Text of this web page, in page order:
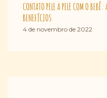
CONTATO PELE A PELE COM O
BENEFÍCIOS
4 de novembro de 2022